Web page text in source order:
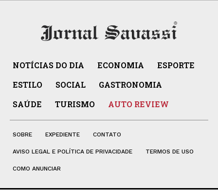
NOTÍCIAS DO DIA ECONOMIA
ESPORTE
ESTILO
SOCIAL
GASTRONOMIA
SAÚDE
TURISMO AUTO REVIEW
SOBRE EXPEDIENTE CONTATO
AVISO LEGAL E POLÍTICA DE PRIVACIDADE TERMOS DE USO
COMO ANUNCIAR